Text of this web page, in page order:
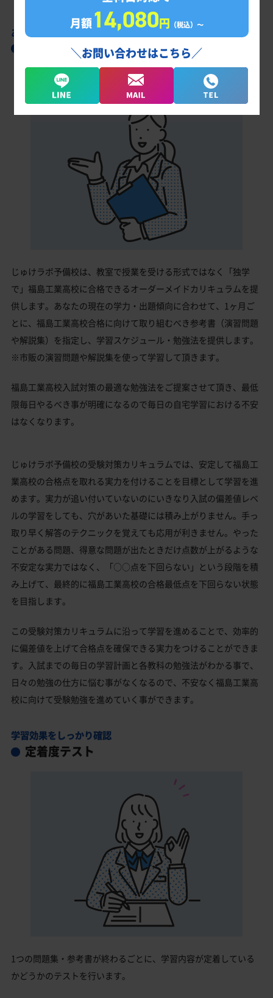
あなただけの学習計画だから成果が出る！
福島工業高校合格に向けた受験対策カリキュ
ラム
じゅけラボ予備校は、教室で授業を受ける形式ではなく「独学
で」福島工業高校に合格できるオーダーメイドカリキュラムを提
供します。あなたの現在の学力・出題傾向に合わせて、1ヶ月ご
とに、福島工業高校合格に向けて取り組むべき参考書（演習問題
や解説集）を指定し、学習スケジュール・勉強法を提供します。
※市販の演習問題や解説集を使って学習して頂きます。
福島工業高校入試対策の最適な勉強法をご提案させて頂き、最低
限毎日やるべき事が明確になるので毎日の自宅学習における不安
はなくなります。
じゅけラボ予備校の受験対策カリキュラムでは、安定して福島工
業高校の合格点を取れる実力を付けることを目標として学習を進
めます。実力が追い付いていないのにいきなり入試の偏差値レベ
ルの学習をしても、穴があいた基礎には積み上がりません。手っ
取り早く解答のテクニックを覚えても応用が利きません。やった
ことがある問題、得意な問題が出たときだけ点数が上がるような
不安定な実力ではなく、「○○点を下回らない」という段階を積
み上げて、最終的に福島工業高校の合格最低点を下回らない状態
を目指します。
この受験対策カリキュラムに沿って学習を進めることで、効率的
に偏差値を上げて合格点を確保できる実力をつけることができま
す。入試までの毎日の学習計画と各教科の勉強法がわかる事で、
日々の勉強の仕方に悩む事がなくなるので、不安なく福島工業高
校に向けて受験勉強を進めていく事ができます。
学習効果をしっかり確認
定着度テスト
1つの問題集・参考書が終わるごとに、学習内容が定着している
かどうかのテストを行います。
月額14,080円 （税込）〜
＼お問い合わせはこちら／